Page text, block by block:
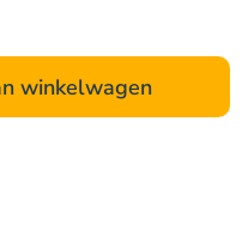
winkelwagen